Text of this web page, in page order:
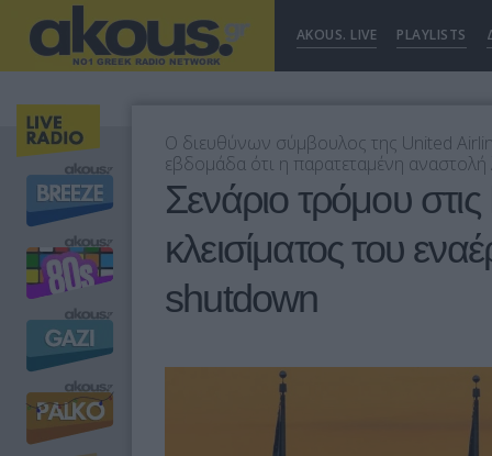
AKOUS. LIVE PLAYLISTS
Ο διευθύνων σύμβουλος της United
εβδομάδα ότι η παρατεταμένη
Σενάριο τρόμου
κλεισίματος του
shutdown